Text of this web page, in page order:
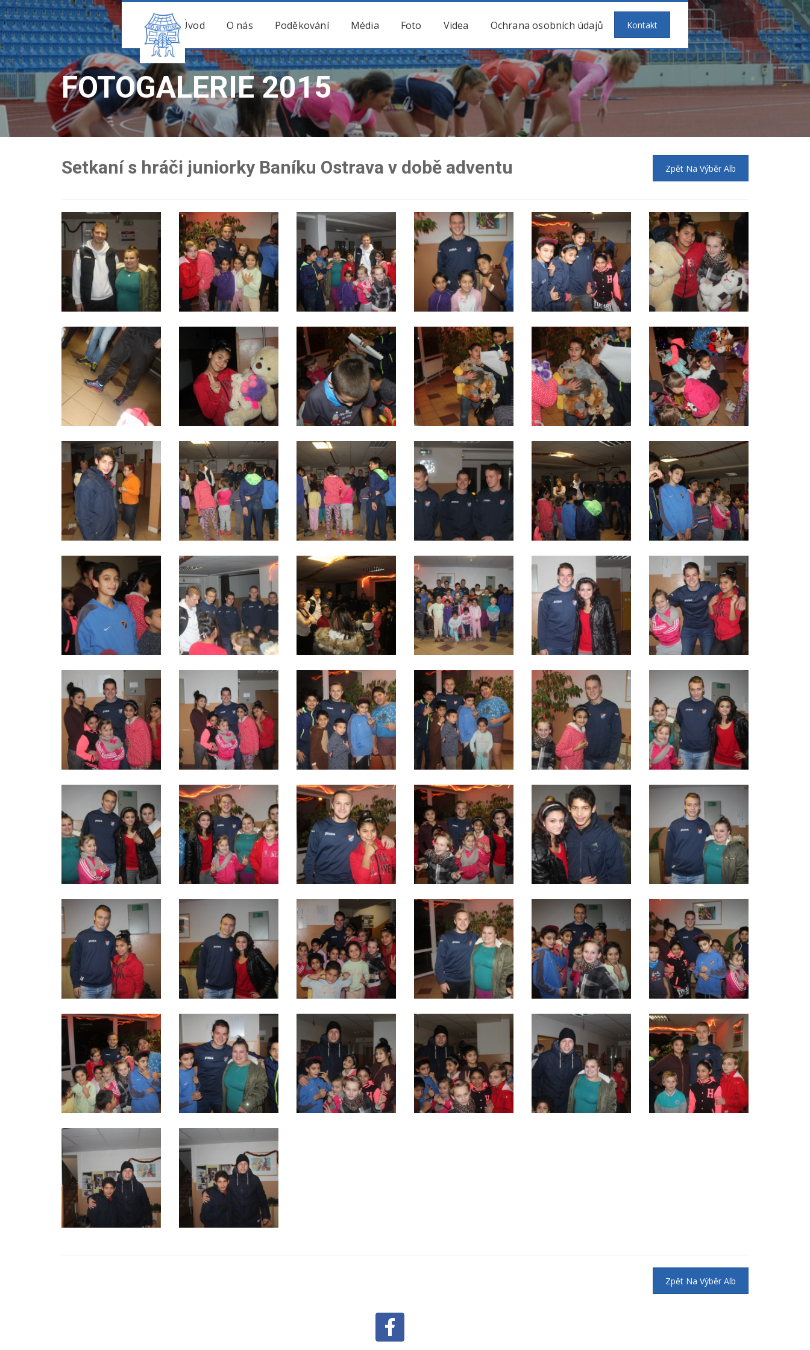
Úvod O nás Poděkování Média Foto Videa Ochrana osobních údajů Kontakt
FOTOGALERIE 2015
Setkaní s hráči juniorky Baníku Ostrava v době adventu Zpět Na Výběr Alb
Zpět Na Výběr Alb